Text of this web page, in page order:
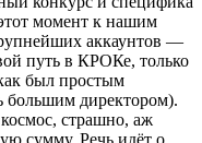
момент к нашим
аккаунтов —
путь в КРОКе, только
был простым
большим директором).
страшно, аж
сумму. Речь идёт о